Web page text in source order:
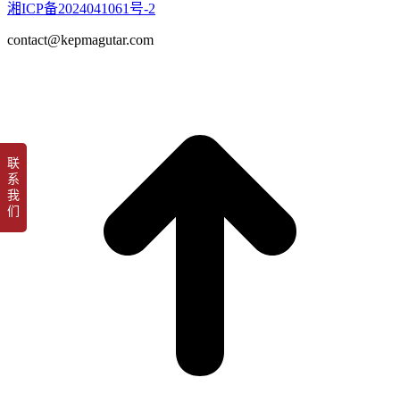
湘ICP备2024041061号-2
contact@kepmagutar.com
联
系
我
们